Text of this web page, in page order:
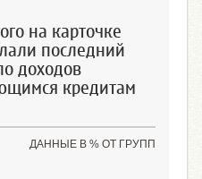
на карточке
последний
доходов
кредитам
ДАННЫЕ В % ОТ ГРУПП